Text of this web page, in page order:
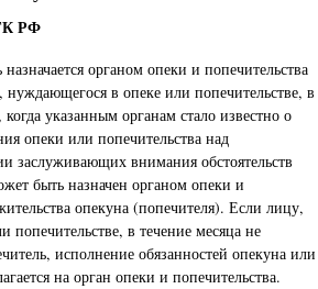
РФ
органом опеки и попечительства
нуждающегося в опеке или попечительстве, в
указанным органам стало известно о
опеки или попечительства над
заслуживающих внимания обстоятельств
быть назначен органом опеки и
опекуна (попечителя). Если лицу,
в течение месяца не
исполнение обязанностей опекуна или
на орган опеки и попечительства.